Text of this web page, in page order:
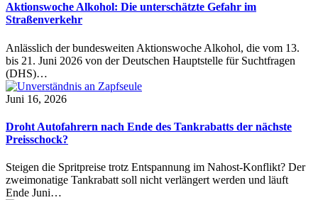
Aktionswoche Alkohol: Die unterschätzte Gefahr im
Straßenverkehr
Anlässlich der bundesweiten Aktionswoche Alkohol, die vom 13.
bis 21. Juni 2026 von der Deutschen Hauptstelle für Suchtfragen
(DHS)…
Juni 16, 2026
Droht Autofahrern nach Ende des Tankrabatts der nächste
Preisschock?
Steigen die Spritpreise trotz Entspannung im Nahost-Konflikt? Der
zweimonatige Tankrabatt soll nicht verlängert werden und läuft
Ende Juni…